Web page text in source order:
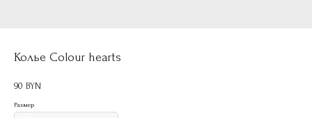
Колье Colour hearts
90 BYN
Размер